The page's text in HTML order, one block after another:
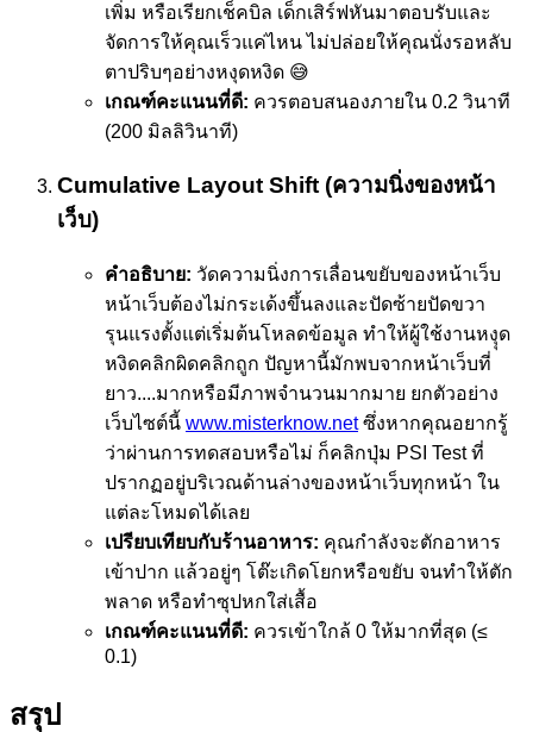
เพิ่ม หรือเรียกเช็คบิล เด็กเสิร์ฟหันมาตอบรับและ
จัดการให้คุณเร็วแค่ไหน ไม่ปล่อยให้คุณนั่งรอหลับ
ตาปริบๆอย่างหงุดหงิด 😅
เกณฑ์คะแนนที่ดี: ควรตอบสนองภายใน 0.2 วินาที
(200 มิลลิวินาที)
Cumulative Layout Shift (ความนิ่งของหน้า
เว็บ)
คำอธิบาย: วัดความนิ่งการเลื่อนขยับของหน้าเว็บ
หน้าเว็บต้องไม่กระเด้งขึ้นลงและปัดซ้ายปัดขวา
รุนแรงตั้งแต่เริ่มต้นโหลดข้อมูล ทำให้ผู้ใช้งานหงุุด
หงิดคลิกผิดคลิกถูก ปัญหานี้มักพบจากหน้าเว็บที่
ยาว....มากหรือมีภาพจำนวนมากมาย ยกตัวอย่าง
เว็บไซต์นี้ www.misterknow.netซึ่งหากคุณอยากรู้
ว่าผ่านการทดสอบหรือไม่ ก็คลิกปุ่ม PSI Test ที่
ปรากฏอยู่บริเวณด้านล่างของหน้าเว็บทุกหน้า ใน
แต่ละโหมดได้เลย
เปรียบเทียบกับร้านอาหาร: คุณกำลังจะตักอาหาร
เข้าปาก แล้วอยู่ๆ โต๊ะเกิดโยกหรือขยับ จนทำให้ตัก
พลาด หรือทำซุปหกใส่เสื้อ
เกณฑ์คะแนนที่ดี: ควรเข้าใกล้ 0 ให้มากที่สุด (≤
0.1)
สรุป